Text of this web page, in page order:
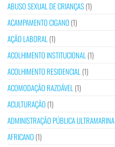
ABUSO SEXUAL DE CRIANÇAS(1)
ACAMPAMENTO CIGANO (1)
AÇÃO LABORAL (1)
ACOLHIMENTO INSTITUCIONAL (1)
ACOLHIMENTO RESIDENCIAL (1)
ACOMODAÇÃO RAZOÁVEL (1)
ACULTURAÇÃO (1)
ADMINISTRAÇÃO PÚBLICA ULTRAMARINA
AFRICANO (1)